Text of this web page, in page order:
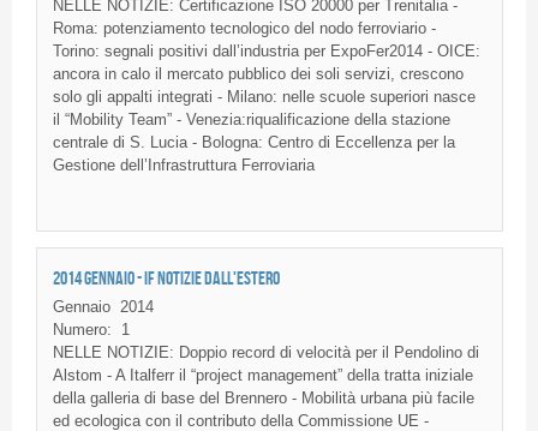
NELLE NOTIZIE: Certificazione ISO 20000 per Trenitalia -
Roma: potenziamento tecnologico del nodo ferroviario -
Torino: segnali positivi dall’industria per ExpoFer2014 - OICE:
ancora in calo il mercato pubblico dei soli servizi, crescono
solo gli appalti integrati - Milano: nelle scuole superiori nasce
il “Mobility Team” - Venezia:riqualificazione della stazione
centrale di S. Lucia - Bologna: Centro di Eccellenza per la
Gestione dell’Infrastruttura Ferroviaria
2014 GENNAIO - IF NOTIZIE DALL'ESTERO
Gennaio
2014
Numero:
1
NELLE NOTIZIE: Doppio record di velocità per il Pendolino di
Alstom - A Italferr il “project management” della tratta iniziale
della galleria di base del Brennero - Mobilità urbana più facile
ed ecologica con il contributo della Commissione UE -